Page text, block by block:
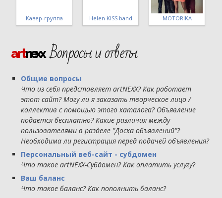
Стиляги band МШ 4 уровня ВИГ Татьяна Макарова
artnexx Вопросы и ответы
Общие вопросы
Что из себя представляет artNEXX? Как работает
этот сайт? Могу ли я заказать творческое лицо /
коллектив с помощью этого каталога? Объявление
подается бесплатно? Какие различия между
пользователями в разделе "Доска объявлений"?
Необходима ли регистрация перед подачей объявления?
Персональный веб-сайт - субдомен
Что такое artNEXX-Субдомен? Как оплатить услугу?
Ваш баланс
Что такое баланс? Как пополнить баланс?